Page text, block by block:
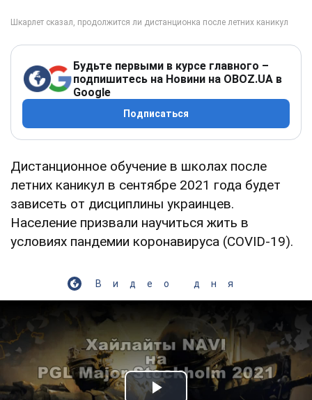
Будьте первыми в курсе главного –
подпишитесь на Новини на OBOZ.UA в
Google
Подписаться
Дистанционное обучение в школах после
летних каникул в сентябре 2021 года будет
зависеть от дисциплины украинцев.
Население призвали научиться жить в
условиях пандемии коронавируса (COVID-19).
Видео дня